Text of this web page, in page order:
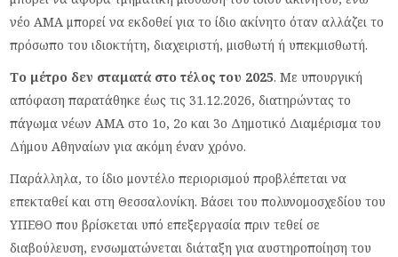
νέο ΑΜΑ μπορεί να εκδοθεί για το ίδιο ακίνητο όταν αλλάζει το
πρόσωπο του ιδιοκτήτη, διαχειριστή, μισθωτή ή υπεκμισθωτή.
Το μέτρο δεν σταματά στο τέλος του 2025. Με υπουργική
απόφαση παρατάθηκε έως τις 31.12.2026, διατηρώντας το
πάγωμα νέων ΑΜΑ στο 1ο, 2ο και 3ο Δημοτικό Διαμέρισμα του
Δήμου Αθηναίων για ακόμη έναν χρόνο.
Παράλληλα, το ίδιο μοντέλο περιορισμού προβλέπεται να
επεκταθεί και στη Θεσσαλονίκη. Βάσει του πολυνομοσχεδίου του
ΥΠΕΘΟ που βρίσκεται υπό επεξεργασία πριν τεθεί σε
διαβούλευση, ενσωματώνεται διάταξη για αυστηροποίηση του